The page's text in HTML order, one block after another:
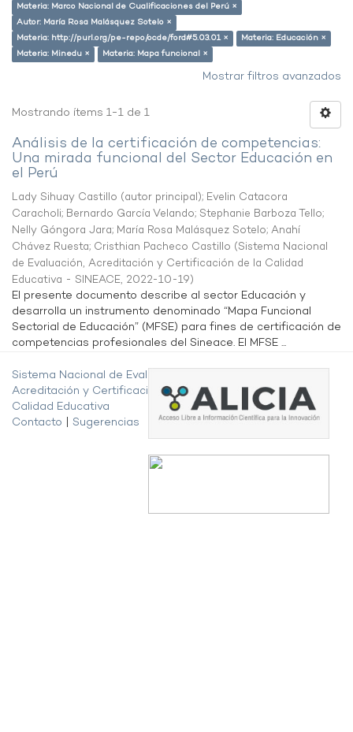
Materia: Marco Nacional de Cualificaciones del Perú ×
Autor: María Rosa Malásquez Sotelo ×
Materia: http://purl.org/pe-repo/ocde/ford#5.03.01 ×
Materia: Educación ×
Materia: Minedu ×
Materia: Mapa funcional ×
Mostrar filtros avanzados
Mostrando ítems 1-1 de 1
Análisis de la certificación de competencias:
Una mirada funcional del Sector Educación en
el Perú
Lady Sihuay Castillo (autor principal); Evelin Catacora
Caracholi; Bernardo García Velando; Stephanie Barboza Tello;
Nelly Góngora Jara; María Rosa Malásquez Sotelo; Anahí
Chávez Ruesta; Cristhian Pacheco Castillo (Sistema Nacional
de Evaluación, Acreditación y Certificación de la Calidad
Educativa - SINEACE, 2022-10-19)
El presente documento describe al sector Educación y
desarrolla un instrumento denominado “Mapa Funcional
Sectorial de Educación” (MFSE) para fines de certificación de
competencias profesionales del Sineace. El MFSE ...
Sistema Nacional de Evaluación,
Acreditación y Certificación de la
Calidad Educativa
Contacto
Sugerencias